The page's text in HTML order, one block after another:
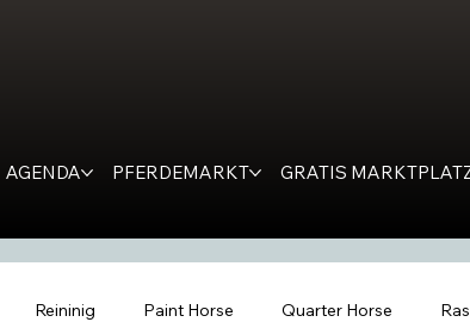
AGENDA PFERDEMARKT GRATIS
Reininig Paint Horse Quarter Horse